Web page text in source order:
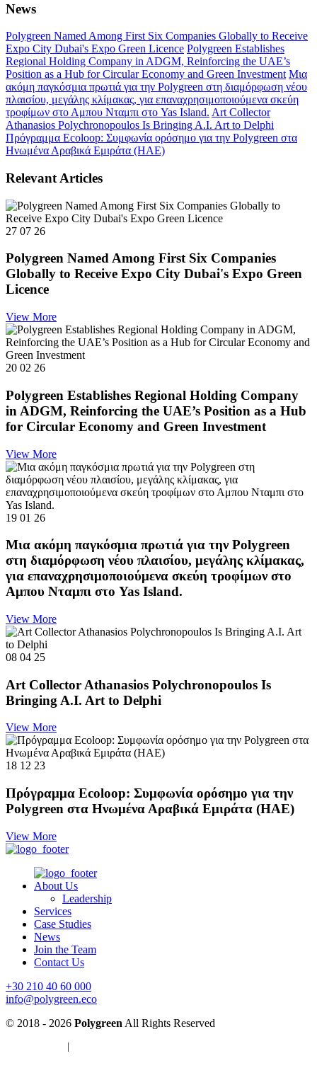
News
Polygreen Named Among First Six Companies Globally to Receive
Expo City Dubai's Expo Green Licence Polygreen Establishes
Regional Holding Company in ADGM, Reinforcing the UAE’s
Position as a Hub for Circular Economy and Green Investment Μια
ακόμη παγκόσμια πρωτιά για την Polygreen στη διαμόρφωση νέου
πλαισίου, μεγάλης κλίμακας, για επαναχρησιμοποιούμενα σκεύη
τροφίμων στο Αμπου Νταμπι στο Yas Island. Art Collector
Athanasios Polychronopoulos Is Bringing A.I. Art to Delphi
Πρόγραμμα Ecoloop: Συμφωνία ορόσημο για την Polygreen στα
Ηνωμένα Αραβικά Εμιράτα (ΗΑΕ)
Relevant Articles
27 07 26
Polygreen Named Among First Six Companies
Globally to Receive Expo City Dubai's Expo Green
Licence
View More
20 02 26
Polygreen Establishes Regional Holding Company
in ADGM, Reinforcing the UAE’s Position as a Hub
for Circular Economy and Green Investment
View More
19 01 26
Μια ακόμη παγκόσμια πρωτιά για την Polygreen
στη διαμόρφωση νέου πλαισίου, μεγάλης κλίμακας,
για επαναχρησιμοποιούμενα σκεύη τροφίμων στο
Αμπου Νταμπι στο Yas Island.
View More
08 04 25
Art Collector Athanasios Polychronopoulos Is
Bringing A.I. Art to Delphi
View More
18 12 23
Πρόγραμμα Ecoloop: Συμφωνία ορόσημο για την
Polygreen στα Ηνωμένα Αραβικά Εμιράτα (ΗΑΕ)
View More
About Us
Leadership
Services
Case Studies
News
Join the Team
Contact Us
+30 210 40 60 000
info@polygreen.eco
© 2018 - 2026 Polygreen All Rights Reserved